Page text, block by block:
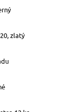
zlatý